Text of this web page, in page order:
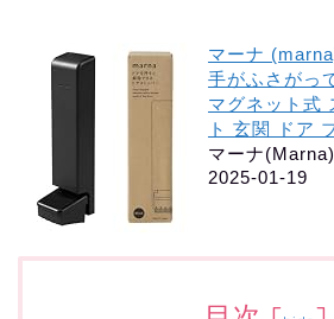
マーナ
手がふさがっ
マグネット式
ト 玄関 ドア
マーナ(Marna)
2025-01-19